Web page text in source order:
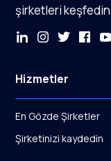
şirketleri
Hizmetler
En Gözde Şirketler
Şirketinizi kaydedin